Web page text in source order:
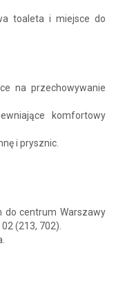
toaleta i miejsce do
na przechowywanie
komfortowy
i prysznic.
do centrum Warszawy
(213, 702).